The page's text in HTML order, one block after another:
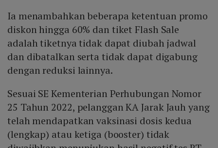
Ia menambahkan beberapa ketentuan promo
diskon hingga 60% dan tiket Flash Sale
adalah tiketnya tidak dapat diubah jadwal
dan dibatalkan serta tidak dapat digabung
dengan reduksi lainnya.
Sesuai SE Kementerian Perhubungan Nomor
25 Tahun 2022, pelanggan KA Jarak Jauh yang
telah mendapatkan vaksinasi dosis kedua
(lengkap) atau ketiga (booster) tidak